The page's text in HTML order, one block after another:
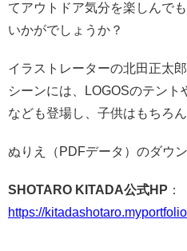
てアウトドア気分を楽しんで
いかがでしょうか？
イラストレーターの北田正太
シーンには、LOGOSのテン
なども登場し、子供はもちろ
ぬりえ（PDFデータ）のダウ
SHOTARO KITADA公式HP ：
https://